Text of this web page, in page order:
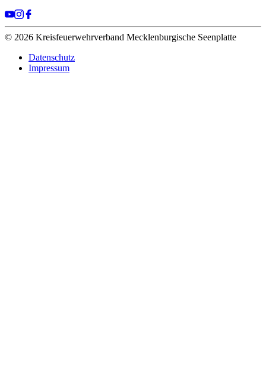
© 2026 Kreisfeuerwehrverband Mecklenburgische Seenplatte
Datenschutz
Impressum